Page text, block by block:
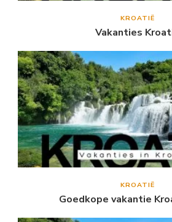
KROATIË
Vakanties
KROATIË
Goedkope vakantie